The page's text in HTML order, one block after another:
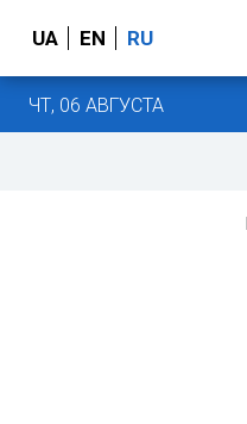
UA EN RU
ЧТ, 06 АВГУСТА